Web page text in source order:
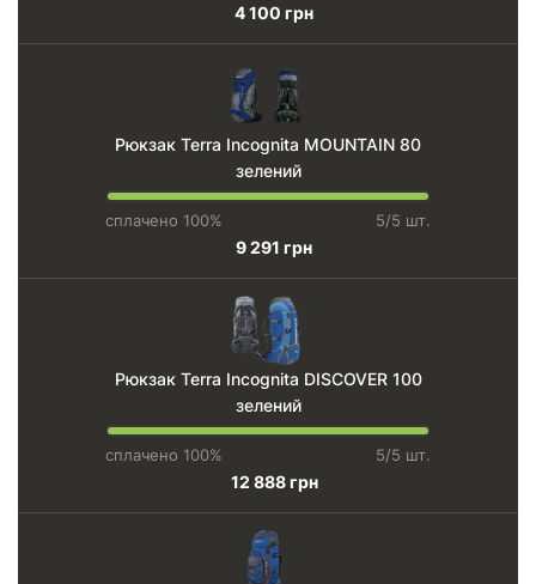
4 100 грн
Рюкзак Terra Incognita MOUNTAIN 80
зелений
сплачено 100% 5/5 шт.
9 291 грн
Рюкзак Terra Incognita DISCOVER 100
зелений
сплачено 100% 5/5 шт.
12 888 грн